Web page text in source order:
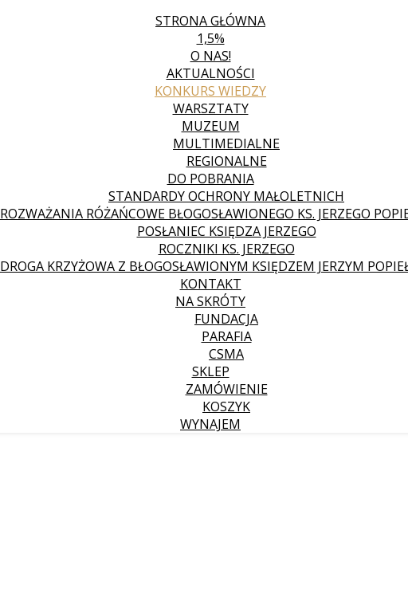
STRONA GŁÓWNA
1,5%
O NAS!
AKTUALNOŚCI
KONKURS WIEDZY
WARSZTATY
MUZEUM
MULTIMEDIALNE
REGIONALNE
DO POBRANIA
STANDARDY OCHRONY MAŁOLETNICH
ROZWAŻANIA RÓŻAŃCOWE BŁOGOSŁAWIONEGO KS. JERZEGO
POSŁANIEC KSIĘDZA JERZEGO
ROCZNIKI KS. JERZEGO
DROGA KRZYŻOWA Z BŁOGOSŁAWIONYM KSIĘDZEM JERZYM
KONTAKT
NA SKRÓTY
FUNDACJA
PARAFIA
CSMA
SKLEP
ZAMÓWIENIE
KOSZYK
WYNAJEM